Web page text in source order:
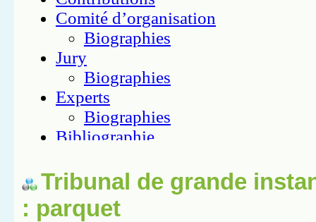
Tribunal de grande
: parquet